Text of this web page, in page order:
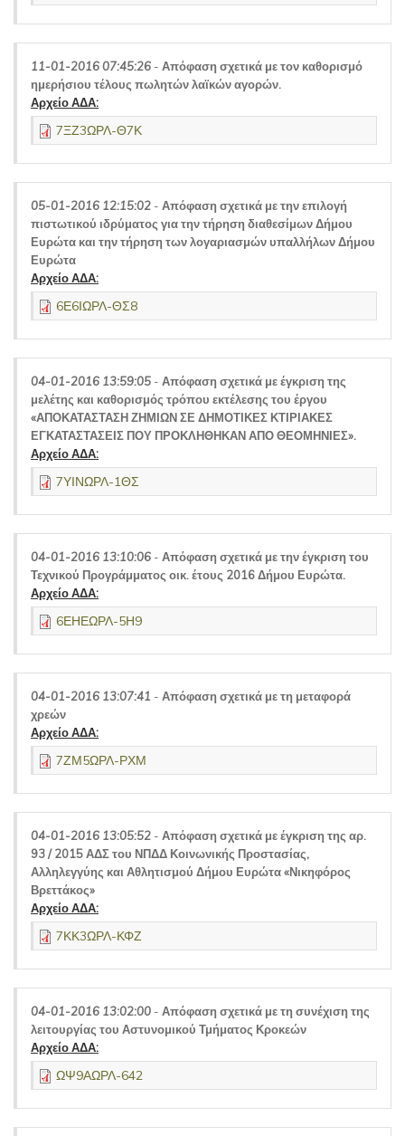
11-01-2016 07:45:26 - Απόφαση σχετικά με τον καθορισμό
ημερήσιου τέλους πωλητών λαϊκών αγορών.
Αρχείο ΑΔΑ:
7ΞΖ3ΩΡΛ-Θ7Κ
05-01-2016 12:15:02 - Απόφαση σχετικά με την επιλογή
πιστωτικού ιδρύματος για την τήρηση διαθεσίμων Δήμου
Ευρώτα και την τήρηση των λογαριασμών υπαλλήλων Δήμου
Ευρώτα
Αρχείο ΑΔΑ:
6Ε6ΙΩΡΛ-ΘΣ8
04-01-2016 13:59:05 - Απόφαση σχετικά με έγκριση της
μελέτης και καθορισμός τρόπου εκτέλεσης του έργου
«ΑΠΟΚΑΤΑΣΤΑΣΗ ΖΗΜΙΩΝ ΣΕ ΔΗΜΟΤΙΚΕΣ ΚΤΙΡΙΑΚΕΣ
ΕΓΚΑΤΑΣΤΑΣΕΙΣ ΠΟΥ ΠΡΟΚΛΗΘΗΚΑΝ ΑΠΟ ΘΕΟΜΗΝΙΕΣ».
Αρχείο ΑΔΑ:
7ΥΙΝΩΡΛ-1ΘΣ
04-01-2016 13:10:06 - Απόφαση σχετικά με την έγκριση του
Τεχνικού Προγράμματος οικ. έτους 2016 Δήμου Ευρώτα.
Αρχείο ΑΔΑ:
6ΕΗΕΩΡΛ-5Η9
04-01-2016 13:07:41 - Απόφαση σχετικά με τη μεταφορά
χρεών
Αρχείο ΑΔΑ:
7ΖΜ5ΩΡΛ-ΡΧΜ
04-01-2016 13:05:52 - Απόφαση σχετικά με έγκριση της αρ.
93 / 2015 ΑΔΣ του ΝΠΔΔ Κοινωνικής Προστασίας,
Αλληλεγγύης και Αθλητισμού Δήμου Ευρώτα «Νικηφόρος
Βρεττάκος»
Αρχείο ΑΔΑ:
7ΚΚ3ΩΡΛ-ΚΦΖ
04-01-2016 13:02:00 - Απόφαση σχετικά με τη συνέχιση της
λειτουργίας του Αστυνομικού Τμήματος Κροκεών
Αρχείο ΑΔΑ:
ΩΨ9ΑΩΡΛ-642